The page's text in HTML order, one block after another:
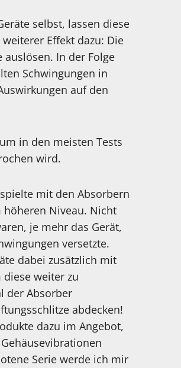
selbst, lassen diese
Effekt dazu: Die
In der Folge
Schwingungen in
auf den
in den meisten Tests
wird.
mit den Absorbern
Niveau. Nicht
je mehr das Gerät,
versetzte.
dabei zusätzlich mit
weiter zu
der Absorber
abdecken!
dazu im Angebot,
Serie werde ich mir